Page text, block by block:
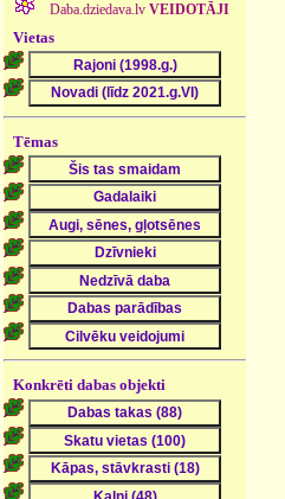
Daba.dziedava.lv VEIDOTĀJI
Vietas
Tēmas
Konkrēti dabas objekti